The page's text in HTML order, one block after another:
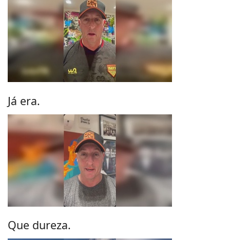
Já era.
Que dureza.